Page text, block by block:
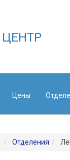
Цены
Отделения